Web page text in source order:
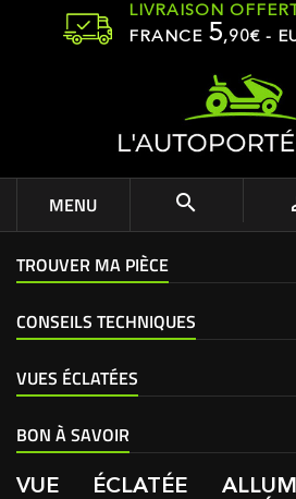
LIVRAISON
FRANCE 5,90€ -
MENU 
TROUVER MA PIÈCE
CONSEILS TECHNIQUES
VUES ÉCLATÉES
BON À SAVOIR
VUE ÉCLATÉE